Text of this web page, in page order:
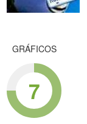
GRÁFICOS
7